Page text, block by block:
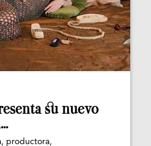
su nuevo
productora,